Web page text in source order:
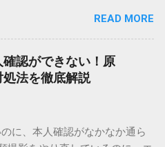
着した各拠点が配送をコント
況に合わせた柔軟な相談がし
は、今抱えている悩みがどの
していきましょう。 1. 荷物の
荷物がいったいどこにあるの
手元の番号一つで判明しま
」と不安を感じる方も多いは
スからカジュアルな集まりま
立ち振る舞えるための「一本
具体的なセリフ例まで丁寧に
の本質と効果 一本締めは、単
はありません。その時間、そ
一本締めがもたらすポジティ
READ MORE
確認ができない！原
法を徹底解説
に、本人確認がなかなか通ら